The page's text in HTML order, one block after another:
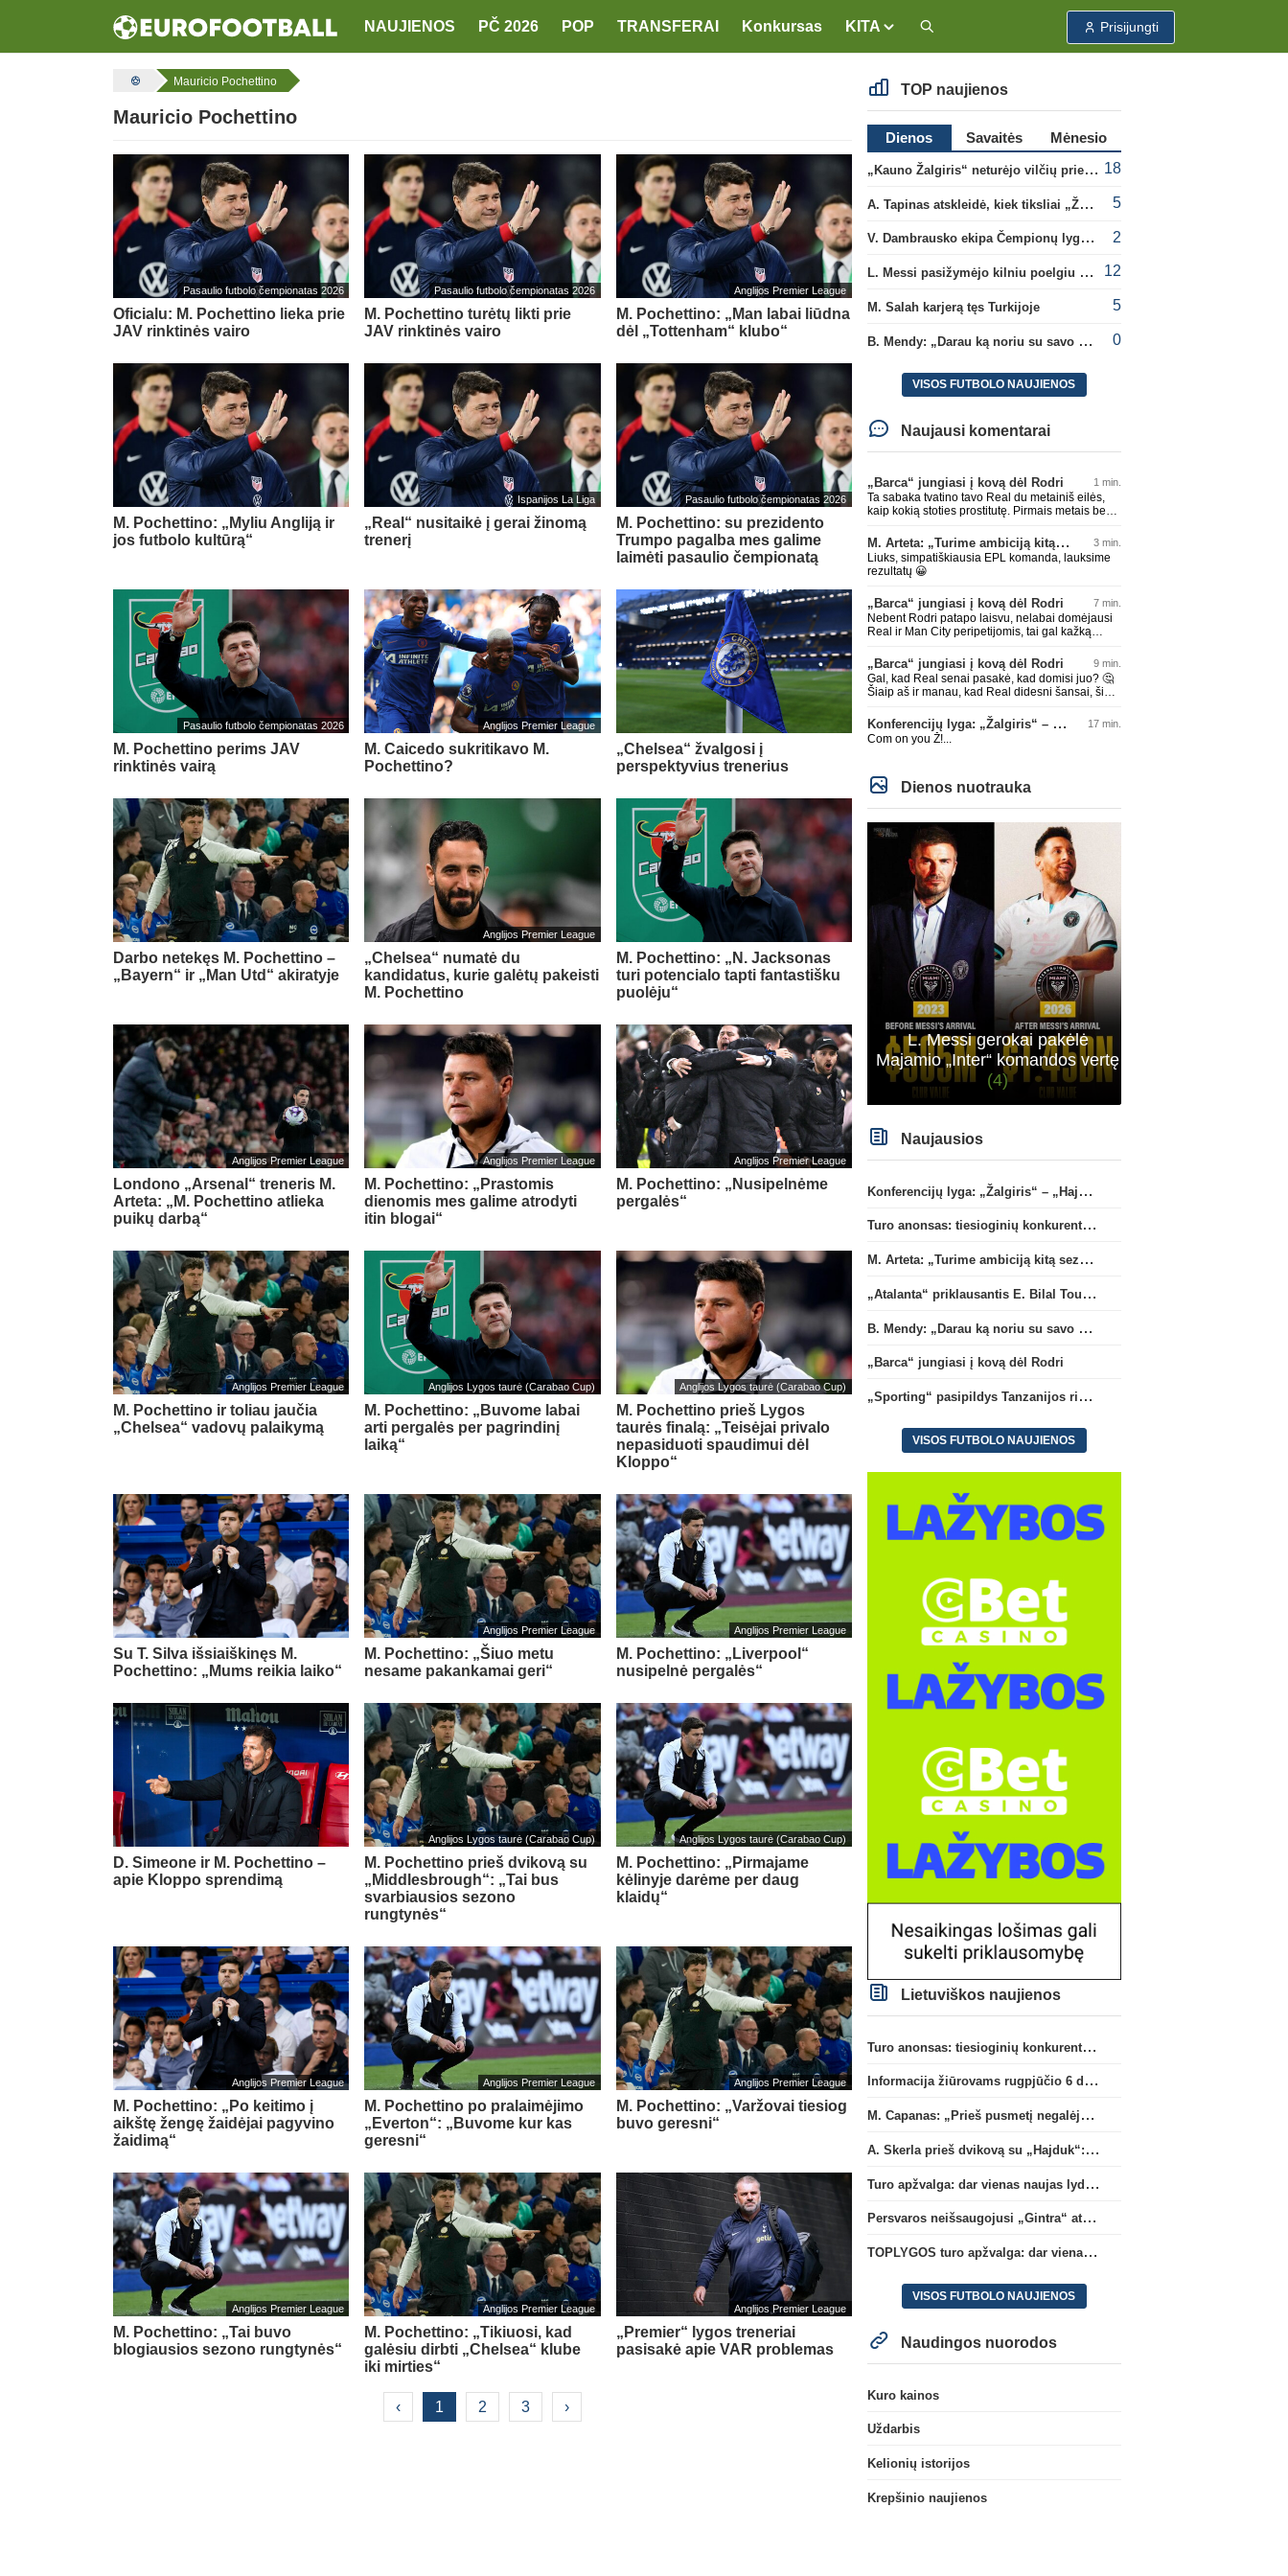
NAUJIENOS PČ 2026 POP TRANSFERAI Konkursas KITA Prisijungti
Mauricio Pochettino
Mauricio Pochettino
Pasaulio futbolo čempionatas 2026
Oficialu: M. Pochettino lieka prie
JAV rinktinės vairo
Pasaulio futbolo čempionatas 2026
M. Pochettino turėtų likti prie
JAV rinktinės vairo
Anglijos Premier League
M. Pochettino: „Man labai liūdna
dėl „Tottenham“ klubo“
M. Pochettino: „Myliu Angliją ir
jos futbolo kultūrą“
Ispanijos La Liga
„Real“ nusitaikė į gerai žinomą
trenerį
Pasaulio futbolo čempionatas 2026
M. Pochettino: su prezidento
Trumpo pagalba mes galime
laimėti pasaulio čempionatą
Pasaulio futbolo čempionatas 2026
M. Pochettino perims JAV
rinktinės vairą
Anglijos Premier League
M. Caicedo sukritikavo M.
Pochettino?
„Chelsea“ žvalgosi į
perspektyvius trenerius
Darbo netekęs M. Pochettino –
„Bayern“ ir „Man Utd“ akiratyje
Anglijos Premier League
„Chelsea“ numatė du
kandidatus, kurie galėtų pakeisti
M. Pochettino
M. Pochettino: „N. Jacksonas
turi potencialo tapti fantastišku
puolėju“
Anglijos Premier League
Londono „Arsenal“ treneris M.
Arteta: „M. Pochettino atlieka
puikų darbą“
Anglijos Premier League
M. Pochettino: „Prastomis
dienomis mes galime atrodyti
itin blogai“
Anglijos Premier League
M. Pochettino: „Nusipelnėme
pergalės“
Anglijos Premier League
M. Pochettino ir toliau jaučia
„Chelsea“ vadovų palaikymą
Anglijos Lygos taurė (Carabao Cup)
M. Pochettino: „Buvome labai
arti pergalės per pagrindinį
laiką“
Anglijos Lygos taurė (Carabao Cup)
M. Pochettino prieš Lygos
taurės finalą: „Teisėjai privalo
nepasiduoti spaudimui dėl
Kloppo“
Su T. Silva išsiaiškinęs M.
Pochettino: „Mums reikia laiko“
Anglijos Premier League
M. Pochettino: „Šiuo metu
nesame pakankamai geri“
Anglijos Premier League
M. Pochettino: „Liverpool“
nusipelnė pergalės“
D. Simeone ir M. Pochettino –
apie Kloppo sprendimą
Anglijos Lygos taurė (Carabao Cup)
M. Pochettino prieš dvikovą su
„Middlesbrough“: „Tai bus
svarbiausios sezono
rungtynės“
Anglijos Lygos taurė (Carabao Cup)
M. Pochettino: „Pirmajame
kėlinyje darėme per daug
klaidų“
Anglijos Premier League
M. Pochettino: „Po keitimo į
aikštę žengę žaidėjai pagyvino
žaidimą“
Anglijos Premier League
M. Pochettino po pralaimėjimo
„Everton“: „Buvome kur kas
geresni“
Anglijos Premier League
M. Pochettino: „Varžovai tiesiog
buvo geresni“
Anglijos Premier League
M. Pochettino: „Tai buvo
blogiausios sezono rungtynės“
Anglijos Premier League
M. Pochettino: „Tikiuosi, kad
galėsiu dirbti „Chelsea“ klube
iki mirties“
Anglijos Premier League
„Premier“ lygos treneriai
pasisakė apie VAR problemas
‹ 1 2 3 ›
TOP naujienos
Dienos Savaitės
Mėnesio
„Kauno Žalgiris“ neturėjo vilčių prieš „Dinamo“ 18
A. Tapinas atskleidė, kiek tiksliai „Žalgiris“ jau uždirbo iš UEFA premijų 5
V. Dambrausko ekipa Čempionų lygos atrankoje patyrė skaudžią nesėkmę 2
L. Messi pasižymėjo kilniu poelgiu dėl kilusių gaisrų Madride 12
M. Salah karjerą tęs Turkijoje 5
B. Mendy: „Darau ką noriu su savo pasaulio čempionato titulu“ 0
VISOS FUTBOLO NAUJIENOS
Naujausi komentarai
„Barca“ jungiasi į kovą dėl Rodri 1 min.
Ta sabaka tvatino tavo Real du metainiš eilės,
kaip kokią stoties prostitutę. Pirmais metais be
rezultatas tas pats ištvatinta nepadoriausiais
būdais. Enjoy
M. Arteta: „Turime ambiciją kitą sezoną kovoti dėl visų titulų“ 3 min.
Liuks, simpatiškiausia EPL komanda, lauksime
rezultatų 😀
„Barca“ jungiasi į kovą dėl Rodri 7 min.
Nebent Rodri patapo laisvu, nelabai domėjausi
Real ir Man City peripetijomis, tai gal kažką
„Barca“ jungiasi į kovą dėl Rodri 9 min.
Gal, kad Real senai pasakė, kad domisi juo? 🤔
Šiaip aš ir manau, kad Real didesni šansai, šiaip
kažko atsisakytų, bet šiaip manau Barcoje jam
būtų geriau, nes Ispanijos dabar beveik pusę
rinktinės Barcos žaidėjų, realiai su kaip kuriai jau
pirkimai ir atrodytų grėsmingi klausimas kaip
ramesnių. Laukia įdomus sezonas. Šiaip dėl
kaip kurių žaidėjų gaila, kad pasirinko Real. Nes
mano nuomone ten kirmėlių irštva, o ne klubas.
To pačio Mbappe jau gaila, Prancūzijos rinktinėj
buvo lyderis ar vienas tokių, o klube jau pasirodę
buvo kalbų, kad kaltinamas buvo dėl nesėkmių.
Beje Man City su Barca man atrodo geresni
santykiai, neinsu Real, tai čia ir klausimas. Nes
Rodri gal nori į Real, bet klausimas ar Man City
su Real susitars.
Konferencijų lyga: „Žalgiris“ – „Hajduk“ (rungtynės tiesiogiai) 17 min.
Com on you Ž!...
Dienos nuotrauka
L. Messi gerokai pakėlė
Majamio „Inter“ komandos vertę
(4)
Naujausios
Konferencijų lyga: „Žalgiris“ – „Hajduk“ (rungtynės tiesiogiai)
Turo anonsas: tiesioginių konkurentų dvikova Gargžduose
M. Arteta: „Turime ambiciją kitą sezoną kovoti dėl visų titulų“
„Atalanta“ priklausantis E. Bilal Toure karjerą tęs „Parma“ gretose
B. Mendy: „Darau ką noriu su savo pasaulio čempionato titulu“
„Barca“ jungiasi į kovą dėl Rodri
„Sporting“ pasipildys Tanzanijos rinktinės krašto saugu
VISOS FUTBOLO NAUJIENOS
Lietuviškos naujienos
Turo anonsas: tiesioginių konkurentų dvikova Gargžduose
Informacija žiūrovams rugpjūčio 6 d. UEFA rungtynėms
M. Capanas: „Prieš pusmetį negalėjau net įsivaizduoti, kad žaisime prieš „Hajduk“
A. Skerla prieš dvikovą su „Hajduk“: „Tai kito kalibro komanda“
Turo apžvalga: dar vienas naujas lyderis
Persvaros neišsaugojusi „Gintra“ atrankos pusfinalyje nusileido Škotijos čempionėms
TOPLYGOS turo apžvalga: dar vienas naujas lyderis
VISOS FUTBOLO NAUJIENOS
Naudingos nuorodos
Kuro kainos
Uždarbis
Kelionių istorijos
Krepšinio naujienos